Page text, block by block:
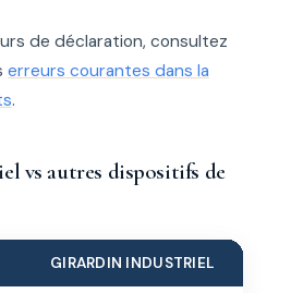
de déclaration, consultez
erreurs courantes dans la
.
vs autres dispositifs de
GIRARDIN INDUSTRIEL